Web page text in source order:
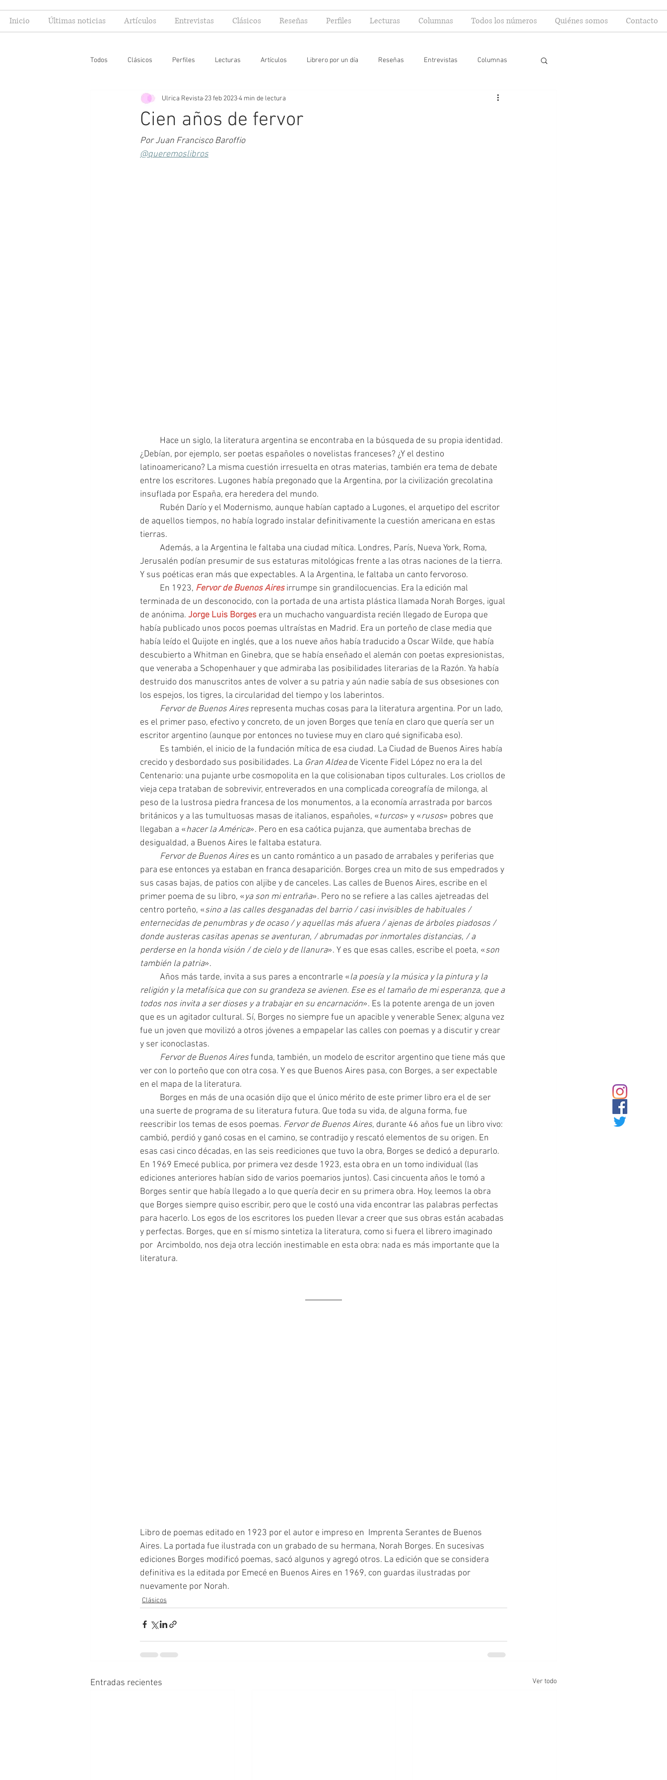
Inicio Últimas noticias Artículos Entrevistas Clásicos Reseñas Perfiles Lecturas Columnas Todos los números Quiénes somos Contacto
Todos Clásicos Perfiles Lecturas Artículos Librero por un día Reseñas Entrevistas Columnas
Editoriales Especial FIL Mi yo lector
Cien años de fervor
Ulrica Revista 23 feb 20234 min de lectura
Por Juan Francisco Baroffio
@queremoslibros
¿Debían, por ejemplo, ser poetas españoles o novelistas franceses? ¿Y el destino
latinoamericano? La misma cuestión irresuelta en otras materias, también era tema de debate
entre los escritores. Lugones había pregonado que la Argentina, por la civilización grecolatina
insuflada por España, era heredera del mundo.
de aquellos tiempos, no había logrado instalar definitivamente la cuestión americana en estas
tierras.
Jerusalén podían presumir de sus estaturas mitológicas frente a las otras naciones de la tierra.
Y sus poéticas eran más que expectables. A la Argentina, le faltaba un canto fervoroso.
En 1923, Fervor de Buenos Aires irrumpe sin grandilocuencias. Era la edición mal
terminada de un desconocido, con la portada de una artista plástica llamada Norah Borges, igual
de anónima. Jorge Luis Borges era un muchacho vanguardista recién llegado de Europa que
había publicado unos pocos poemas ultraístas en Madrid. Era un porteño de clase media que
había leído el Quijote en inglés, que a los nueve años había traducido a Oscar Wilde, que había
descubierto a Whitman en Ginebra, que se había enseñado el alemán con poetas expresionistas,
que veneraba a Schopenhauer y que admiraba las posibilidades literarias de la Razón. Ya había
destruido dos manuscritos antes de volver a su patria y aún nadie sabía de sus obsesiones con
los espejos, los tigres, la circularidad del tiempo y los laberintos.
	Fervor de Buenos Aires
representa muchas cosas para la literatura argentina. Por un lado,
es el primer paso, efectivo y concreto, de un joven Borges que tenía en claro que quería ser un
escritor argentino (aunque por entonces no tuviese muy en claro qué significaba eso).
crecido y desbordado sus posibilidades. La Gran Aldea de Vicente Fidel López no era la del
Centenario: una pujante urbe cosmopolita en la que colisionaban tipos culturales. Los criollos de
vieja cepa trataban de sobrevivir, entreverados en una complicada coreografía de milonga, al
peso de la lustrosa piedra francesa de los monumentos, a la economía arrastrada por barcos
británicos y a las tumultuosas masas de italianos, españoles, «turcos» y «rusos» pobres que
llegaban a «hacer la América». Pero en esa caótica pujanza, que aumentaba brechas de
desigualdad, a Buenos Aires le faltaba estatura.
	Fervor de Buenos Aires
es un canto romántico a un pasado de arrabales y periferias que
para ese entonces ya estaban en franca desaparición. Borges crea un mito de sus empedrados y
sus casas bajas, de patios con aljibe y de canceles. Las calles de Buenos Aires, escribe en el
primer poema de su libro, «ya son mi entraña». Pero no se refiere a las calles ajetreadas del
centro porteño, «sino a las calles desganadas del barrio / casi invisibles de habituales /
enternecidas de penumbras y de ocaso / y aquellas más afuera / ajenas de árboles piadosos /
donde austeras casitas apenas se aventuran, / abrumadas por inmortales distancias, / a
perderse en la honda visión / de cielo y de llanura». Y es que esas calles, escribe el poeta, «son
también la patria».
Años más tarde, invita a sus pares a encontrarle «la poesía y la música y la pintura y la
religión y la metafísica que con su grandeza se avienen. Ese es el tamaño de mi esperanza, que a
todos nos invita a ser dioses y a trabajar en su encarnación». Es la potente arenga de un joven
que es un agitador cultural. Sí, Borges no siempre fue un apacible y venerable Senex; alguna vez
fue un joven que movilizó a otros jóvenes a empapelar las calles con poemas y a discutir y crear
y ser iconoclastas.
	Fervor de Buenos Aires
funda, también, un modelo de escritor argentino que tiene más que
ver con lo porteño que con otra cosa. Y es que Buenos Aires pasa, con Borges, a ser expectable
en el mapa de la literatura.
una suerte de programa de su literatura futura. Que toda su vida, de alguna forma, fue
reescribir los temas de esos poemas. Fervor de Buenos Aires, durante 46 años fue un libro vivo:
cambió, perdió y ganó cosas en el camino, se contradijo y rescató elementos de su origen. En
esas casi cinco décadas, en las seis reediciones que tuvo la obra, Borges se dedicó a depurarlo.
En 1969 Emecé publica, por primera vez desde 1923, esta obra en un tomo individual (las
ediciones anteriores habían sido de varios poemarios juntos). Casi cincuenta años le tomó a
Borges sentir que había llegado a lo que quería decir en su primera obra. Hoy, leemos la obra
que Borges siempre quiso escribir, pero que le costó una vida encontrar las palabras perfectas
para hacerlo. Los egos de los escritores los pueden llevar a creer que sus obras están acabadas
y perfectas. Borges, que en sí mismo sintetiza la literatura, como si fuera el librero imaginado
por  Arcimboldo, nos deja otra lección inestimable en esta obra: nada es más importante que la
literatura.
Libro de poemas editado en 1923 por el autor e impreso en  Imprenta Serantes de Buenos
Aires. La portada fue ilustrada con un grabado de su hermana, Norah Borges. En sucesivas
ediciones Borges modificó poemas, sacó algunos y agregó otros. La edición que se considera
definitiva es la editada por Emecé en Buenos Aires en 1969, con guardas ilustradas por
nuevamente por Norah.
Clásicos
Entradas recientes Ver todo